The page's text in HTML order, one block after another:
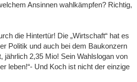
Ansinnen wahlkämpfen? Richtig,
die Hintertür! Die „Wirtschaft“ hat es
Politik und auch bei dem Baukonzern
jährlich 2,35 Mio! Sein Wahlslogan von
leben!“- Und Koch ist nicht der einzige